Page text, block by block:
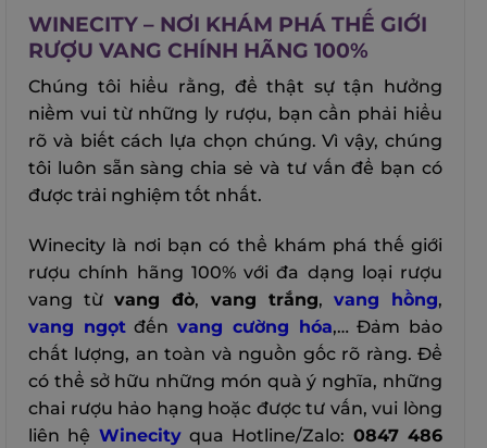
WINECITY – NƠI KHÁM PHÁ THẾ GIỚI
RƯỢU VANG CHÍNH HÃNG 100%
Chúng tôi hiểu rằng, để thật sự tận hưởng
niềm vui từ những ly rượu, bạn cần phải hiểu
rõ và biết cách lựa chọn chúng. Vì vậy, chúng
tôi luôn sẵn sàng chia sẻ và tư vấn để bạn có
được trải nghiệm tốt nhất.
Winecity là nơi bạn có thể khám phá thế giới
rượu chính hãng 100% với đa dạng loại rượu
vang từvang đỏ, vang trắng, vang hồng,
vang ngọtđếnvang cường hóa,… Đảm bảo
chất lượng, an toàn và nguồn gốc rõ ràng. Để
có thể sở hữu những món quà ý nghĩa, những
chai rượu hảo hạng hoặc được tư vấn, vui lòng
liên hệ Winecityqua Hotline/Zalo: 0847 486